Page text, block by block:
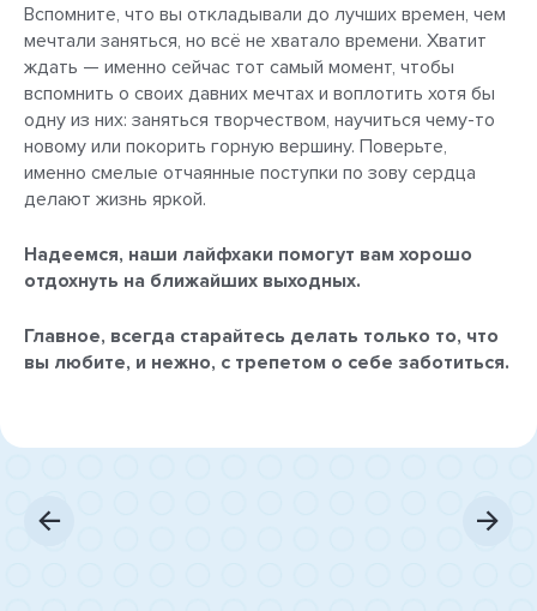
Вспомните, что вы откладывали до лучших времен, чем
мечтали заняться, но всё не хватало времени. Хватит
ждать — именно сейчас тот самый момент, чтобы
вспомнить о своих давних мечтах и воплотить хотя бы
одну из них: заняться творчеством, научиться чему-то
новому или покорить горную вершину. Поверьте,
именно смелые отчаянные поступки по зову сердца
делают жизнь яркой.
Надеемся, наши лайфхаки помогут вам хорошо
отдохнуть на ближайших выходных.
Главное, всегда старайтесь делать только то, что
вы любите, и нежно, с трепетом о себе заботиться.